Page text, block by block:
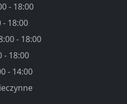
- 18:00
- 18:00
- 18:00
- 18:00
- 14:00